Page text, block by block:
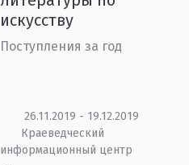
искусству
Поступления за год
26.11.2019 - 19.12.2019
Краеведческий
информационный центр